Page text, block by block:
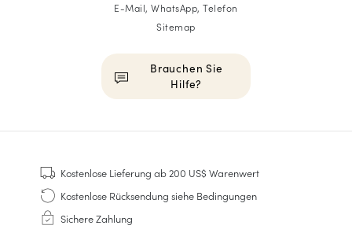
E-Mail, WhatsApp, Telefon
Sitemap
Brauchen Sie
Hilfe?
Sneakers
Goodyear genäht
Derbys & Richelieu
Richelieu-Herrenschuhe
Kostenlose Lieferung ab 200 US$ Warenwert
Kostenlose Rücksendung siehe Bedingungen
Sichere Zahlung